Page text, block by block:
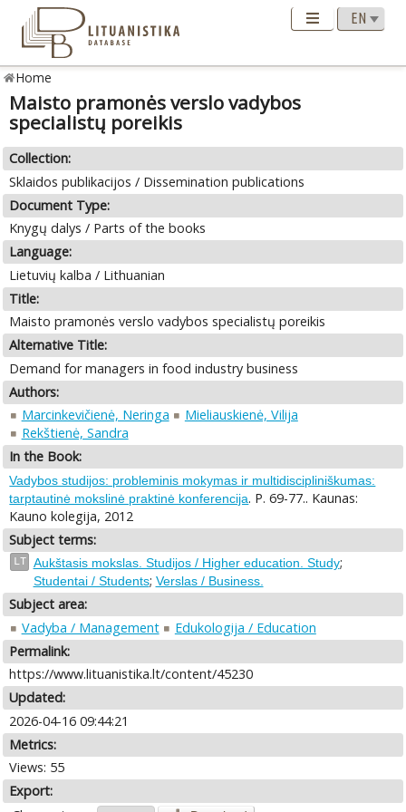
Home
Maisto pramonės verslo vadybos
specialistų poreikis
Collection:
Sklaidos publikacijos / Dissemination publications
Document Type:
Knygų dalys / Parts of the books
Language:
Lietuvių kalba / Lithuanian
Title:
Maisto pramonės verslo vadybos specialistų poreikis
Alternative Title:
Demand for managers in food industry business
Authors:
Marcinkevičienė, Neringa
Mieliauskienė, Vilija
Rekštienė, Sandra
In the Book:
Vadybos studijos: probleminis mokymas ir multidiscipliniškumas:
tarptautinė mokslinė praktinė konferencija. P. 69-77.. Kaunas:
Kauno kolegija, 2012
Subject terms:
LT Aukštasis mokslas. Studijos / Higher education. Study;
Studentai / Students; Verslas / Business.
Subject area:
Vadyba / Management
Edukologija / Education
Permalink:
https://www.lituanistika.lt/content/45230
Updated:
2026-04-16 09:44:21
Metrics:
Views: 55
Export: